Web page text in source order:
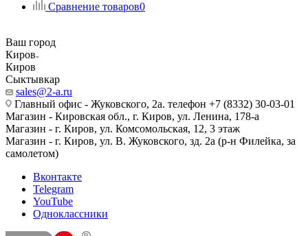
Сравнение товаров0
Ваш город
Киров
Киров
Сыктывкар
sales@2-a.ru
Главный офис - Жуковского, 2а. телефон +7 (8332) 30-03-01
Магазин - Кировская обл., г. Киров, ул. Ленина, 178-а
Магазин - г. Киров, ул. Комсомольская, 12, 3 этаж
Магазин - г. Киров, ул. В. Жуковского, зд. 2а (р-н Филейка, за
самолетом)
Вконтакте
Telegram
YouTube
Одноклассники